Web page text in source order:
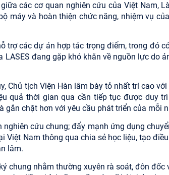
các cơ quan nghiên cứu của Việt Nam,
máy và hoàn thiện chức năng, nhiệm vụ
trợ các dự án hợp tác trọng điểm, trong đó
đang gặp khó khăn về nguồn lực do
Chủ tịch Viện Hàn lâm bày tỏ nhất trí cao
quả thời gian qua cần tiếp tục được duy
chặt hơn với yêu cầu phát triển của mỗi
cứu chung; đẩy mạnh ứng dụng
Nam thông qua chia sẻ học liệu, tạo
lâm.
chung nhằm thường xuyên rà soát, đôn đốc